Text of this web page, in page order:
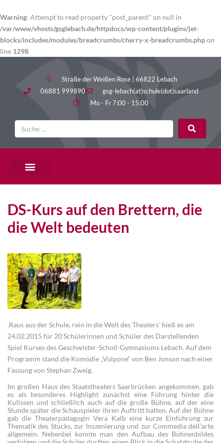
Warning: Attempt to read property "post_parent" on null in
/var/www/vhosts/gsglebach.de/httpdocs/wp-content/plugins/jet-
blocks/includes/modules/breadcrumbs/cherry-x-breadcrumbs.phpon
line 1298
Straße der Weißen Rose | 66822 Lebach
06881 999890
gsg-lebach(at)schule(dot)saarland
Mo - Fr 7:00 - 15:00
DS-Kurs auf den Brettern, die
die Welt bedeuten
‚Raus aus der Schule, rein in die Welt des Theaters’ hieß es am
24.02.2015 für 20 Schülerinnen und Schüler des Darstellenden
Spiel Kurses des Geschwister-Scholl-Gymnasiums Lebach. Auf dem
Programm stand die Komödie „Volpone“ von Ben Jonson nach einer
Fassung von Stephan Zweig.
Im großen Haus des Staatstheaters Saarbrücken angekommen, gab
es als besonderes Highlight zunächst eine Führung hinter die
Kulissen und schließlich auch auf die große Bühne, auf der eine
Stunde später die Schauspieler ihren Auftritt hatten. Auf der Bühne
gab die Theaterpädagogin Vera Kalb eine kurze Einführung zur
Thematik des Stücks, zur Inszenierung und zur Commedia dell’arte
allgemein. Nebenbei konnte man den Aufbau des Bühnenbildes